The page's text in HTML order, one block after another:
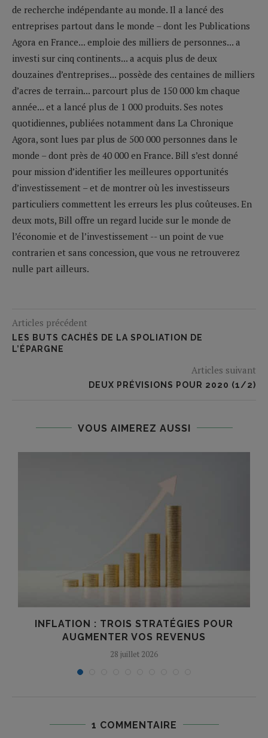
de recherche indépendante au monde. Il a lancé des
entreprises partout dans le monde – dont les Publications
Agora en France... emploie des milliers de personnes... a
investi sur cinq continents... a acquis plus de deux
douzaines d’entreprises... possède des centaines de milliers
d’acres de terrain... parcourt plus de 150 000 km chaque
année... et a lancé plus de 1 000 produits. Ses notes
quotidiennes, publiées notamment dans La Chronique
Agora, sont lues par plus de 500 000 personnes dans le
monde – dont près de 40 000 en France. Bill s’est donné
pour mission d’identifier les meilleures opportunités
d’investissement – et de montrer où les investisseurs
particuliers commettent les erreurs les plus coûteuses. En
deux mots, Bill offre un regard lucide sur le monde de
l’économie et de l’investissement -- un point de vue
contrarien et sans concession, que vous ne retrouverez
nulle part ailleurs.
Articles précédent
LES BUTS CACHÉS DE LA SPOLIATION DE
L’ÉPARGNE
Articles suivant
DEUX PRÉVISIONS POUR 2020 (1/2)
VOUS AIMEREZ AUSSI
INFLATION : TROIS STRATÉGIES POUR
AUGMENTER VOS REVENUS
28 juillet 2026
1 COMMENTAIRE